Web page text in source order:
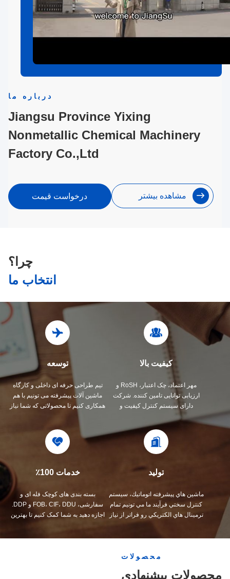
درباره ما
Jiangsu Province Yixing
Nonmetallic Chemical Machinery
Factory Co.,Ltd
مشاهده بیشتر درخواست قیمت
چرا؟
انتخاب ما
کیفیت بالا
مهر اعتماد، چک اعتبار، RoSH و
ارزیابی توانایی تامین کننده. شرکت
دارای سیستم کنترل کیفیت و
آزمایشگاه تست حرفه ای است.
توسعه
تیم طراحی حرفه ای داخلی و کارگاه
ماشین آلات پیشرفته می تونیم با هم
همکاری کنیم تا محصولاتی که شما نیاز
تولید
ماشين هاي پیشرفته اتوماتيك، سيستم
کنترل سختي فرآیند ما مي تونيم تمام
ترمينال هاي الکتريکي رو فراتر از نياز
خدمات 100٪
بسته بندی های کوچک فله ای و
اجازه دهید به شما کمک کنیم تا بهترین
محصولات
محصولات پیشنهادی